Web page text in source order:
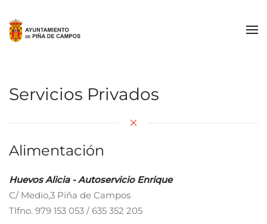
Skip to main content
Servicios Privados
Alimentación
Huevos Alicia - Autoservicio Enrique
C/ Medio,3 Piña de Campos
Tlfno. 979 153 053 / 635 352 205